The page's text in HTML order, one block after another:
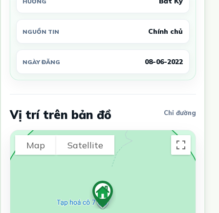
NGUỒN TIN Chính chủ
NGÀY ĐĂNG 08-06-2022
Vị trí trên bản đồ Chỉ đường
Map Satellite